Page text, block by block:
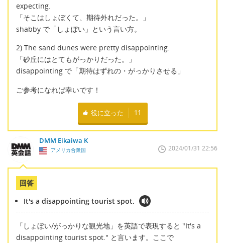
expecting.
「そこはしょぼくて、期待外れだった。」
shabby で「しょぼい」という言い方。
2) The sand dunes were pretty disappointing.
「砂丘にはとてもがっかりだった。」
disappointing で「期待はずれの・がっかりさせる」
ご参考になれば幸いです！
役に立った 11
DMM Eikaiwa K
アメリカ合衆国 2024/01/31 22:56
回答
It's a disappointing tourist spot.
「しょぼい/がっかりな観光地」を英語で表現すると "It's a
disappointing tourist spot." と言います。ここで